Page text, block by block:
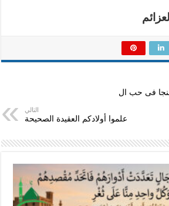
فى حب ال
التالي
علموا أولادكم العقيدة الصحيحة